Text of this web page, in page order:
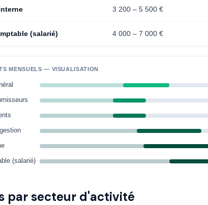
3 200 – 5 500 €
(salarié) 4 000 – 7 000 €
MENSUELS — VISUALISATION
(salarié)
par secteur d'activité